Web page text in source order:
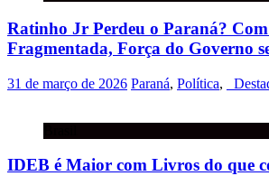
Ratinho Jr Perdeu o Paraná?
Fragmentada, Força do Governo
31 de março de 2026 Paraná, Política,
IDEB é Maior com Livros do que